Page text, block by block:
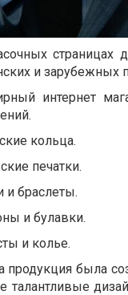
страницах
и зарубежных
интернет
кольца.
печатки.
и браслеты.
и булавки.
и колье.
продукция была
талантливые